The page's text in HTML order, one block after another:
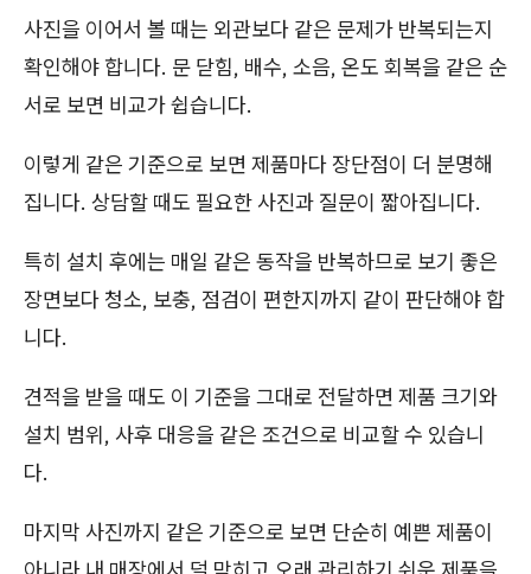
사진을 이어서 볼 때는 외관보다 같은 문제가 반복되는지
확인해야 합니다. 문 닫힘, 배수, 소음, 온도 회복을 같은 순
서로 보면 비교가 쉽습니다.
이렇게 같은 기준으로 보면 제품마다 장단점이 더 분명해
집니다. 상담할 때도 필요한 사진과 질문이 짧아집니다.
특히 설치 후에는 매일 같은 동작을 반복하므로 보기 좋은
장면보다 청소, 보충, 점검이 편한지까지 같이 판단해야 합
니다.
견적을 받을 때도 이 기준을 그대로 전달하면 제품 크기와
설치 범위, 사후 대응을 같은 조건으로 비교할 수 있습니
다.
마지막 사진까지 같은 기준으로 보면 단순히 예쁜 제품이